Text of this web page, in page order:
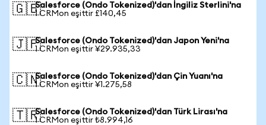
🇬🇧Salesforce (Ondo Tokenized)'dan İngiliz Sterlini'na
1 CRMon eşittir £140,45
🇯🇵Salesforce (Ondo Tokenized)'dan Japon Yeni'na
1 CRMon eşittir ¥29.935,33
🇨🇳Salesforce (Ondo Tokenized)'dan Çin Yuanı'na
1 CRMon eşittir ¥1.275,58
🇹🇷Salesforce (Ondo Tokenized)'dan Türk Lirası'na
1 CRMon eşittir ₺8.994,16